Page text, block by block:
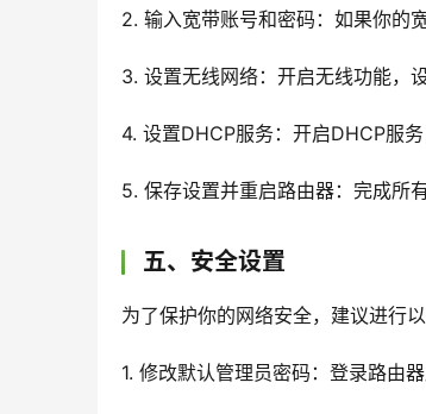
2. 输入宽带账号和密码：如果你的
3. 设置无线网络：开启无线功能，
4. 设置DHCP服务：开启DHCP服
5. 保存设置并重启路由器：完成所
五、安全设置
为了保护你的网络安全，建议进行以
1. 修改默认管理员密码：登录路由